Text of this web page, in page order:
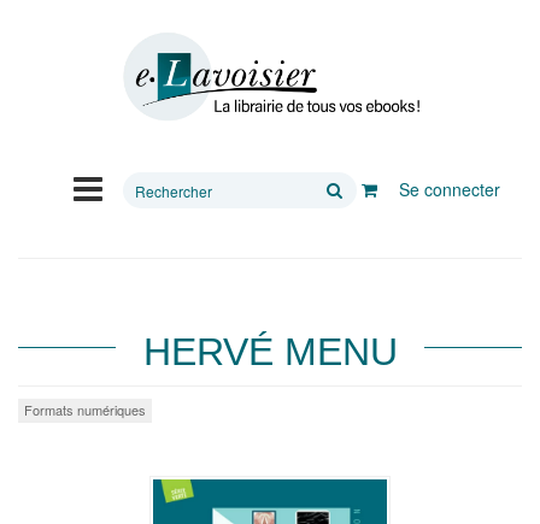
Rechercher
Se connecter
HERVÉ MENU
Formats numériques